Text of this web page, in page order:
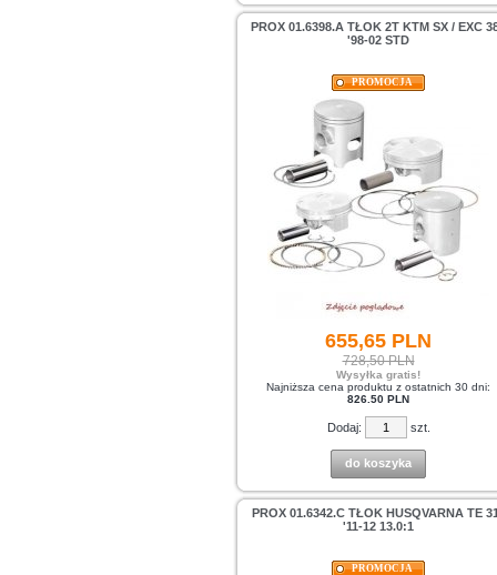
PROX 01.6398.A TŁOK 2T KTM SX / EXC
'98-02 STD
PROMOCJA
655,65 PLN
728,50 PLN
Wysyłka gratis!
Najniższa cena produktu z ostatnich 30 dni:
826.50 PLN
Dodaj: szt.
do koszyka
PROX 01.6342.C TŁOK HUSQVARNA TE
'11-12 13.0:1
PROMOCJA